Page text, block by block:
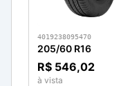
4019238095470
205/60 R16
R$ 546,02
à vista